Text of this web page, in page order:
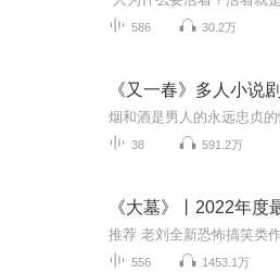
586 30.2万
《又一春》多人小说剧
38 591.2万
556 1453.1万